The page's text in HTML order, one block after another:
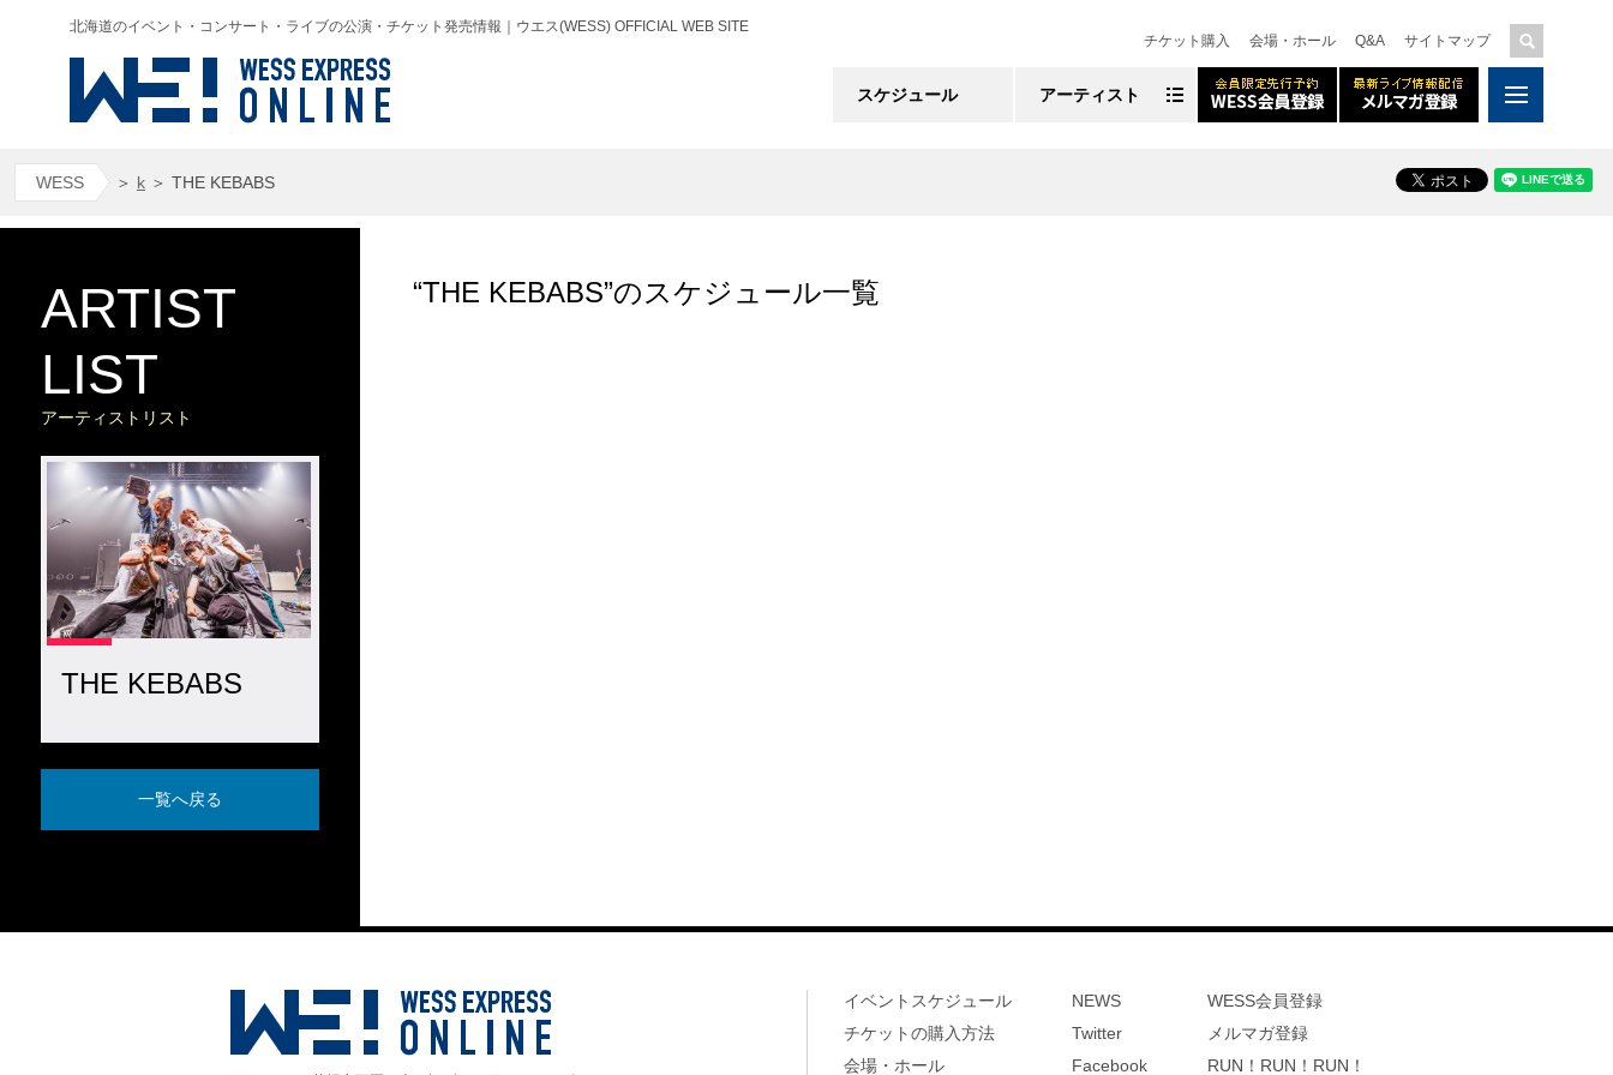
北海道のイベント・コンサート・ライブの公演・チケット発売情報｜ウエス(WESS) OFFICIAL WEB SITE
チケット購入
会場・ホール Q&A サイトマップ
スケジュール アーティスト
WESS ＞ k ＞ THE KEBABS
ARTIST
LIST
アーティストリスト
THE KEBABS
一覧へ戻る
“THE KEBABS”のスケジュール一覧
イベントスケジュール
チケットの購入方法
会場・ホール
NEWS
Twitter
Facebook
WESS会員登録
メルマガ登録
RUN！RUN！RUN！